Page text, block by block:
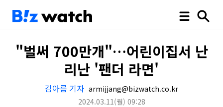
"벌써 700만개"…어린이집서 난
리난 '팬더 라면'
김아름 기자 armijjang@bizwatch.co.kr
2024.03.11(월) 09:28